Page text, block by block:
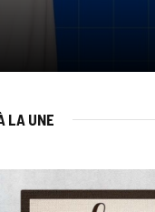
LA UNE